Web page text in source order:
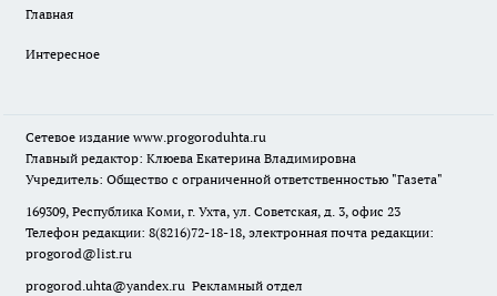
Главная
Интересное
Сетевое издание www.progoroduhta.ru
Главный редактор: Клюева Екатерина Владимировна
Учредитель: Общество с ограниченной ответственностью "Газета"
169309, Республика Коми, г. Ухта, ул. Советская, д. 3, офис 23
Телефон редакции: 8(8216)72-18-18, электронная почта редакции:
progorod@list.ru
progorod.uhta@yandex.ru Рекламный отдел